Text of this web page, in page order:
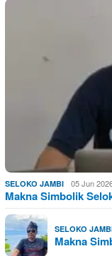
SELOKO JAMBI 05 Jun
Makna Simbolik
SELOKO
Makna